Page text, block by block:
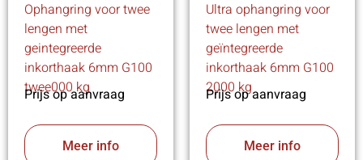
Ophangring voor twee
lengen met
geintegreerde
inkorthaak 6mm G100
twee000 kg
Prijs op aanvraag
Meer info
Ultra ophangring voor
twee lengen met
geïntegreerde
inkorthaak 6mm G100
2000 kg
Prijs op aanvraag
Meer info